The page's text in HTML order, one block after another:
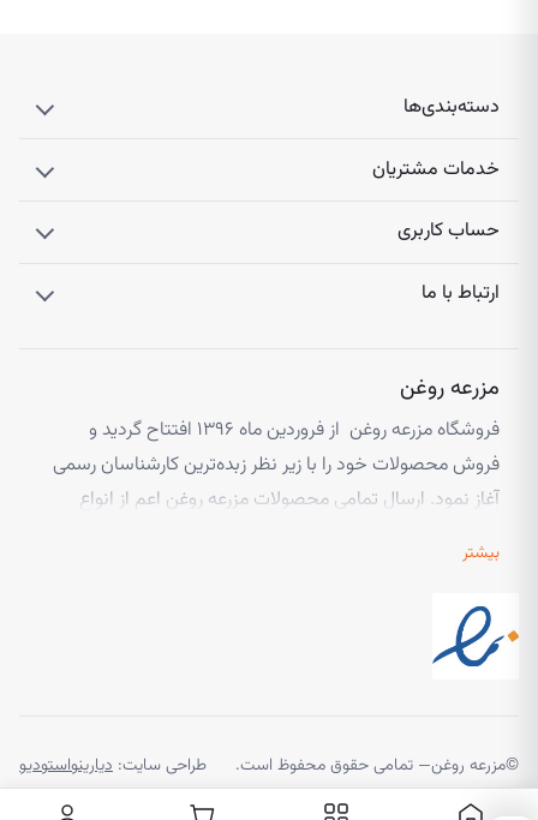
دسته‌بندی‌ها
خدمات مشتریان
حساب کاربری
ارتباط با ما
مزرعه روغن
فروشگاه مزرعه روغن از فروردین ماه ۱۳۹۶ افتتاح گردید و
فروش محصولات خود را با زیر نظر زبده‌ترین کارشناسان رسمی
آغاز نمود. ارسال تمامی محصولات مزرعه روغن اعم از انواع
انواع کره های گیاهی از طریق پست و یا از طریق پیک در صورت
خواست شما مشتری عزیز امکان پذیر است. تیم مزرعه روغن
همیشه پاسخگوی مشتریان خود می‌باشد و تا زمان رسیدن
محصول به دست مشتری خود را ملزم به پیگیری می‌داند.
بیشتر
©مزرعه روغن— تمامی حقوق محفوظ است. طراحی سایت: دیارینواستودیو